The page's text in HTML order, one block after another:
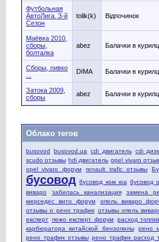
Футбольная
АвтоЛига. 3-й
Сезон
tolik(k) Відпочинок
Маёвка 2010,
сборы,
болталка
abez Балачки в
Сборы, пивко
DIMA Балачки в
Затока 2009,
сборы
abez Балачки в
Облако тегов
busovod busovod.ua cdi двигатель cdi
scudo отзывы hdi двигатель opel vivaro
opel vivaro форум
renault trafic отзывы
бусовод бусовод ком юа бусовод
виваро
забилась канализация
замена
мерседес вито форум
опель виваро
отзывы о рено трафик отзывы опель
експерт пежо експерт форум расход
карбюратора китайской бензопилы
рено
рено трафик отзывы рено трафик расход